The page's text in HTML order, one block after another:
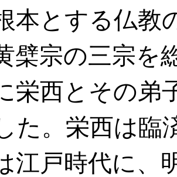
本とする仏教
檗宗の三宗を
栄西とその弟
た。栄西は臨
江戸時代に、